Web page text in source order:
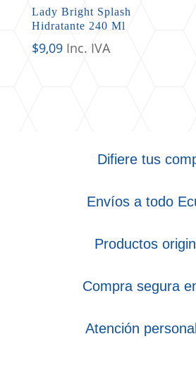
Lady Bright Splash
Hidratante 240 Ml
$9,09 Inc. IVA
Difiere tus
Envíos a todo
Productos
Compra segura
Atención